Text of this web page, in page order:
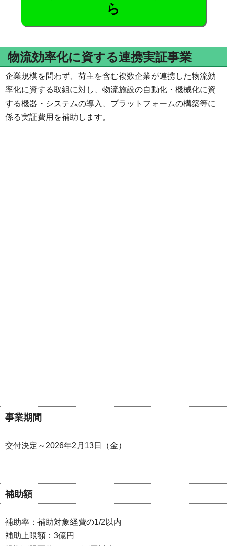
ら
物流効率化に資する連携実証事業
企業規模を問わず、荷主を含む複数企業が連携した物流効
率化に資する取組に対し、物流施設の自動化・機械化に資
する機器・システムの導入、プラットフォームの構築等に
係る実証費用を補助します。
事業期間
交付決定～2026年2月13日（金）
補助額
補助率：補助対象経費の1/2以内
補助上限額：3億円